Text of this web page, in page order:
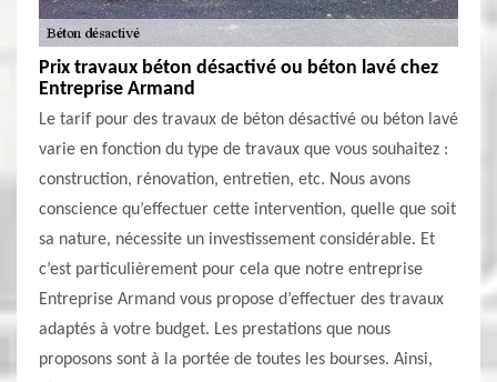
Prix travaux béton désactivé ou béton lavé chez
Entreprise Armand
Le tarif pour des travaux de béton désactivé ou béton lavé
varie en fonction du type de travaux que vous souhaitez :
construction, rénovation, entretien, etc. Nous avons
conscience qu’effectuer cette intervention, quelle que soit
sa nature, nécessite un investissement considérable. Et
c’est particulièrement pour cela que notre entreprise
Entreprise Armand vous propose d’effectuer des travaux
adaptés à votre budget. Les prestations que nous
proposons sont à la portée de toutes les bourses. Ainsi,